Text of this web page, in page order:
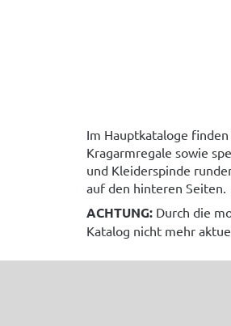
Im Hauptkataloge
Kragarmregale sowie
und Kleiderspinde
auf den hinteren Seiten.
ACHTUNG: Durch die
Katalog nicht mehr